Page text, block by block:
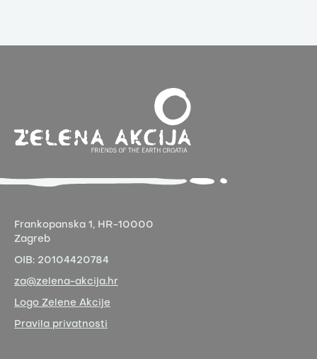
Frankopanska 1, HR-10000
Zagreb
OIB: 20104420784
za@zelena-akcija.hr
Logo Zelene Akcije
Pravila privatnosti